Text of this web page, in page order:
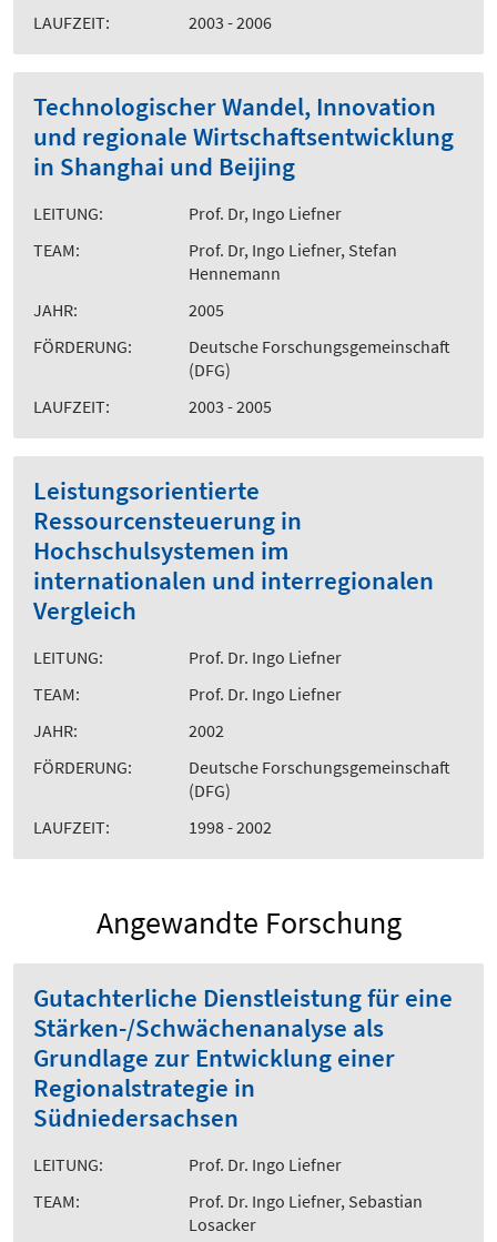
LAUFZEIT:
2003 - 2006
Technologischer Wandel, Innovation
und regionale Wirtschaftsentwicklung
in Shanghai und Beijing
LEITUNG:
Prof. Dr, Ingo Liefner
TEAM:
Prof. Dr, Ingo Liefner, Stefan
Hennemann
JAHR:
2005
FÖRDERUNG:
Deutsche Forschungsgemeinschaft
(DFG)
LAUFZEIT:
2003 - 2005
Leistungsorientierte
Ressourcensteuerung in
Hochschulsystemen im
internationalen und interregionalen
Vergleich
LEITUNG:
Prof. Dr. Ingo Liefner
TEAM:
Prof. Dr. Ingo Liefner
JAHR:
2002
FÖRDERUNG:
Deutsche Forschungsgemeinschaft
(DFG)
LAUFZEIT:
1998 - 2002
Angewandte Forschung
Gutachterliche Dienstleistung für eine
Stärken-/Schwächenanalyse als
Grundlage zur Entwicklung einer
Regionalstrategie in
Südniedersachsen
LEITUNG:
Prof. Dr. Ingo Liefner
TEAM:
Prof. Dr. Ingo Liefner, Sebastian
Losacker